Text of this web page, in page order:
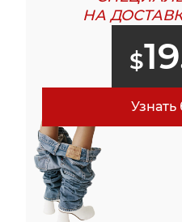
НА
$